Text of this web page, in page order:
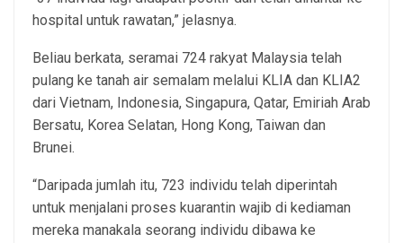
hospital untuk rawatan,” jelasnya.
Beliau berkata, seramai 724 rakyat Malaysia telah
pulang ke tanah air semalam melalui KLIA dan KLIA2
dari Vietnam, Indonesia, Singapura, Qatar, Emiriah Arab
Bersatu, Korea Selatan, Hong Kong, Taiwan dan
Brunei.
“Daripada jumlah itu, 723 individu telah diperintah
untuk menjalani proses kuarantin wajib di kediaman
mereka manakala seorang individu dibawa ke